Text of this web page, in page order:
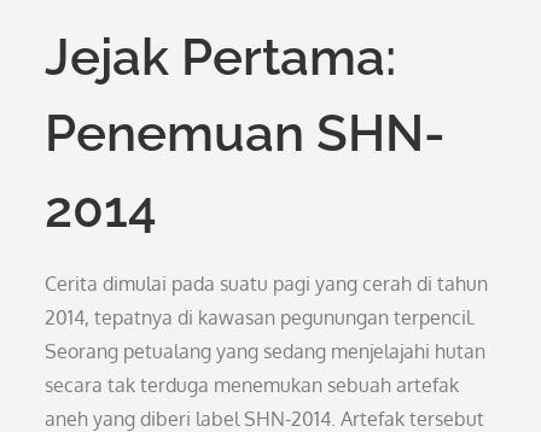
Jejak Pertama:
Penemuan SHN-
2014
Cerita dimulai pada suatu pagi yang cerah di tahun
2014, tepatnya di kawasan pegunungan terpencil.
Seorang petualang yang sedang menjelajahi hutan
secara tak terduga menemukan sebuah artefak
aneh yang diberi label SHN-2014. Artefak tersebut